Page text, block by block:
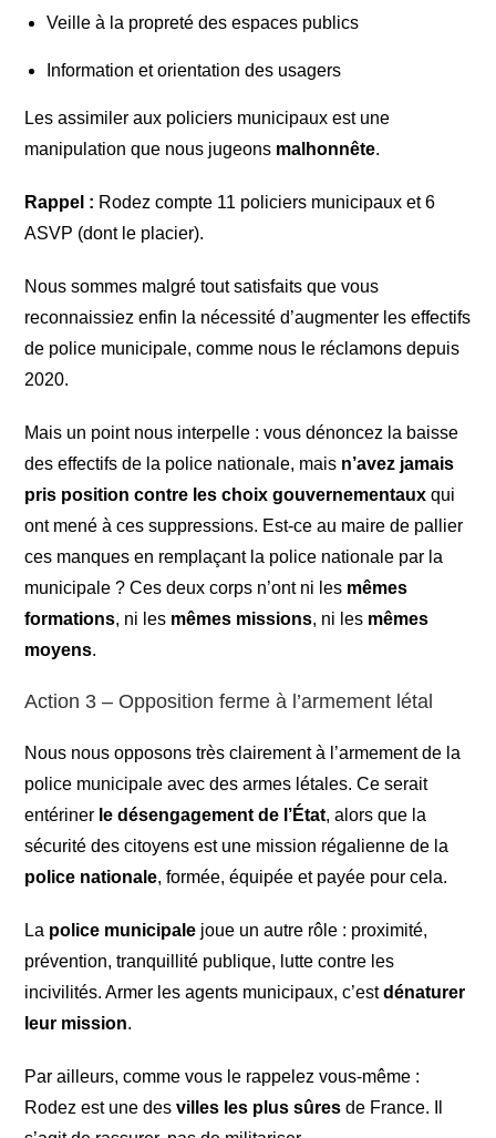
Veille à la propreté des espaces publics
Information et orientation des usagers
Les assimiler aux policiers municipaux est une
manipulation que nous jugeons malhonnête.
Rappel : Rodez compte 11 policiers municipaux et 6
ASVP (dont le placier).
Nous sommes malgré tout satisfaits que vous
reconnaissiez enfin la nécessité d’augmenter les effectifs
de police municipale, comme nous le réclamons depuis
2020.
Mais un point nous interpelle : vous dénoncez la baisse
des effectifs de la police nationale, mais n’avez jamais
pris position contre les choix gouvernementaux qui
ont mené à ces suppressions. Est-ce au maire de pallier
ces manques en remplaçant la police nationale par la
municipale ? Ces deux corps n’ont ni les mêmes
formations, ni les mêmes missions, ni les mêmes
moyens.
Action 3 – Opposition ferme à l’armement létal
Nous nous opposons très clairement à l’armement de la
police municipale avec des armes létales. Ce serait
entériner le désengagement de l’État, alors que la
sécurité des citoyens est une mission régalienne de la
police nationale, formée, équipée et payée pour cela.
La police municipale joue un autre rôle : proximité,
prévention, tranquillité publique, lutte contre les
incivilités. Armer les agents municipaux, c’estdénaturer
leur mission.
Par ailleurs, comme vous le rappelez vous-même :
Rodez est une desvilles les plus sûres de France. Il